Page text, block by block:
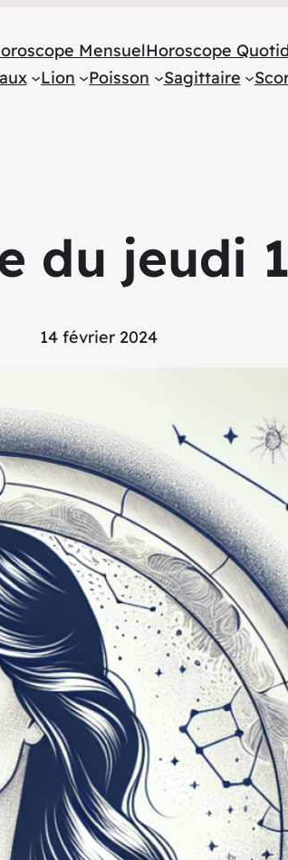
MensuelHoroscope
Lion Poisson Sagittaire
du jeudi
14 février 2024